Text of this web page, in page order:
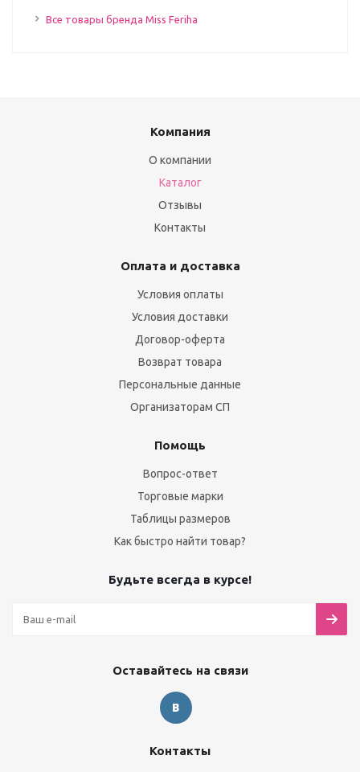
Все товары бренда Miss Feriha
Компания
О компании
Каталог
Отзывы
Контакты
Оплата и доставка
Условия оплаты
Условия доставки
Договор-оферта
Возврат товара
Персональные данные
Организаторам СП
Помощь
Вопрос-ответ
Торговые марки
Таблицы размеров
Как быстро найти товар?
Будьте всегда в курсе!
Оставайтесь на связи
Контакты